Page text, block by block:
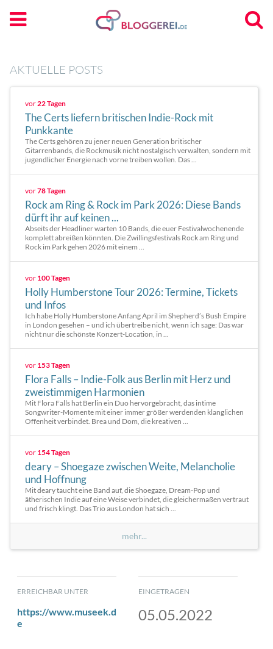
AKTUELLE POSTS
vor22 Tagen
The Certs liefern britischen Indie-Rock mit
Punkkante
The Certs gehören zu jener neuen Generation britischer
Gitarrenbands, die Rockmusik nicht nostalgisch verwalten, sondern mit
jugendlicher Energie nach vorne treiben wollen. Das ...
vor78 Tagen
Rock am Ring & Rock im Park 2026: Diese Bands
dürft ihr auf keinen ...
Abseits der Headliner warten 10 Bands, die euer Festivalwochenende
komplett abreißen könnten. Die Zwillingsfestivals Rock am Ring und
Rock im Park gehen 2026 mit einem ...
vor 100 Tagen
Holly Humberstone Tour 2026: Termine, Tickets
und Infos
Ich habe Holly Humberstone Anfang April im Shepherd’s Bush Empire
in London gesehen – und ich übertreibe nicht, wenn ich sage: Das war
nicht nur die schönste Konzert-Location, in ...
vor 153 Tagen
Flora Falls – Indie-Folk aus Berlin mit Herz und
zweistimmigen Harmonien
Mit Flora Falls hat Berlin ein Duo hervorgebracht, das intime
Songwriter-Momente mit einer immer größer werdenden klanglichen
Offenheit verbindet. Brea und Dom, die kreativen ...
vor 154 Tagen
deary – Shoegaze zwischen Weite, Melancholie
und Hoffnung
Mit deary taucht eine Band auf, die Shoegaze, Dream-Pop und
ätherischen Indie auf eine Weise verbindet, die gleichermaßen vertraut
und frisch klingt. Das Trio aus London hat sich ...
mehr...
ERREICHBAR UNTER
https://www.museek.d
e
EINGETRAGEN
05.05.2022